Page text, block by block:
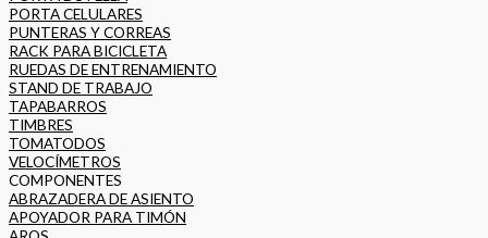
PORTA CELULARES
PUNTERAS Y CORREAS
RACK PARA BICICLETA
RUEDAS DE ENTRENAMIENTO
STAND DE TRABAJO
TAPABARROS
TIMBRES
TOMATODOS
VELOCÍMETROS
COMPONENTES
ABRAZADERA DE ASIENTO
APOYADOR PARA TIMÓN